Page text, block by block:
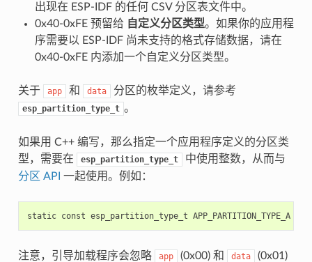
出现在 ESP-IDF 的任何 CSV 分区表文件中。
0x40-0xFE 预留给 自定义分区类型。如果你的应用程
序需要以 ESP-IDF 尚未支持的格式存储数据，请在
0x40-0xFE 内添加一个自定义分区类型。
关于 app 和 data 分区的枚举定义，请参考
esp_partition_type_t 。
如果用 C++ 编写，那么指定一个应用程序定义的分区类
型，需要在
esp_partition_type_t
中使用整数，从而与
分区 API 一起使用。例如：
注意，引导加载程序会忽略 app (0x00) 和 data
(0x01)